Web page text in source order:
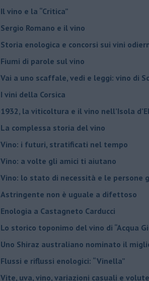
​Il vino e la “Critica”
Sergio Romano e il vino
​Storia enologica e concorsi sui vini
Fiumi di parole sul vino
​Vai a uno scaffale, vedi e leggi: vino di
​I vini della Corsica
​1932, la viticoltura e il vino nell’Isola
​La complessa storia del vino
​Vino: i futuri, stratificati nel tempo
Vino: a volte gli amici ti aiutano
Vino: lo stato di necessità e le persone
​Astringente non è uguale a difettoso
Enologia a Castagneto Carducci
Lo storico toponimo del vino di “Acqua
Uno Shiraz australiano nominato il
​Flussi e riflussi enologici: “Vinella”
Vite, uva, vino, variazioni casuali e volute